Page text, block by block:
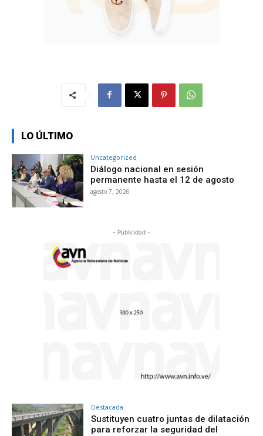
LO ÚLTIMO
Uncategorized
Diálogo nacional en sesión
permanente hasta el 12 de agosto
agosto 7, 2026
- Publicidad -
Destacada
Sustituyen cuatro juntas de dilatación
para reforzar la seguridad del